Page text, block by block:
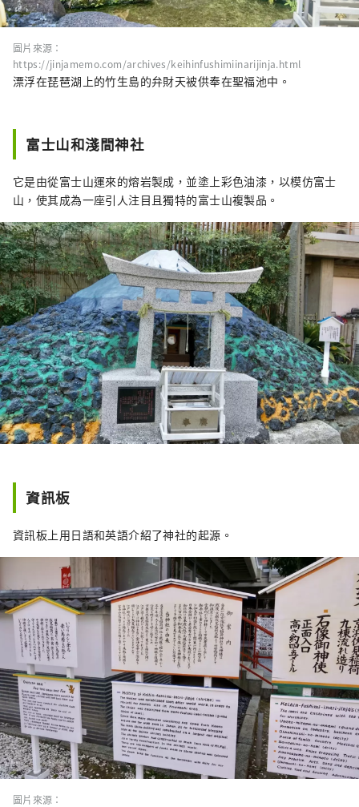
圖片來源：
https://jinjamemo.com/archives/keihinfushimiinarijinja.html
漂浮在琵琶湖上的竹生島的弁財天被供奉在聖福池中。
富士山和淺間神社
它是由從富士山運來的熔岩製成，並塗上彩色油漆，以模仿富士
山，使其成為一座引人注目且獨特的富士山複製品。
資訊板
資訊板上用日語和英語介紹了神社的起源。
圖片來源：